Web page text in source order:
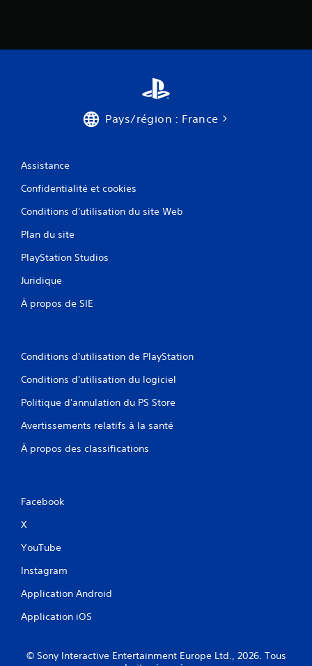
Pays/région : France
Assistance
Confidentialité et cookies
Conditions d'utilisation du site Web
Plan du site
PlayStation Studios
Juridique
À propos de SIE
Conditions d'utilisation de PlayStation
Conditions d'utilisation du logiciel
Politique d'annulation du PS Store
Avertissements relatifs à la santé
À propos des classifications
Facebook
X
YouTube
Instagram
Application Android
Application iOS
© Sony Interactive Entertainment Europe Ltd., 2026. Tous